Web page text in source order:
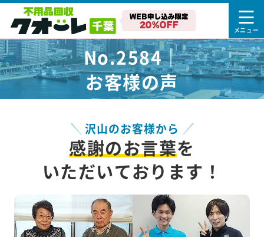
No.2584｜
お客様の声
沢山のお客様から
感謝のお言葉を
いただいております！